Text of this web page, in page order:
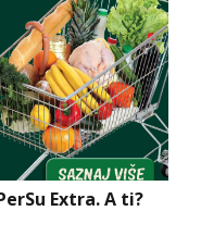
Extra. A ti?